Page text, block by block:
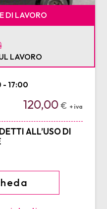
DI LAVORO
LAVORO
- 17:00
120,00€ + iva
ALL’USO DI